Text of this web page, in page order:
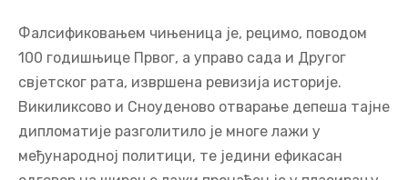
дакле, у доба постистине него у доба
постчињеница.
Фалсификовањем чињеница је, рецимо, поводом
100 годишњице Првог, а управо сада и Другог
свјетског рата, извршена ревизија историје.